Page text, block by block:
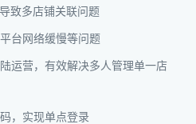
致多店铺关联问题
台网络缓慢等问题
运营，有效解决多人管理单一店
，实现单点登录